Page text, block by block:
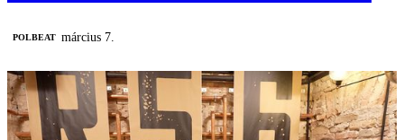
‎POLBEAT március 7.